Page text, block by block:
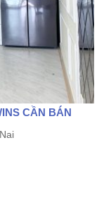
CẦN BÁN